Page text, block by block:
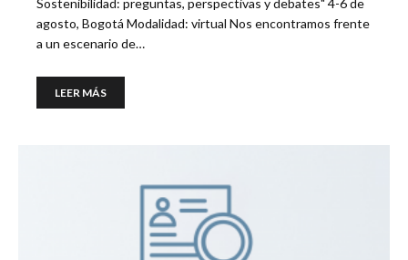
Sostenibilidad: preguntas, perspectivas y debates" 4-6 de
agosto, Bogotá Modalidad: virtual Nos encontramos frente
a un escenario de…
LEER MÁS